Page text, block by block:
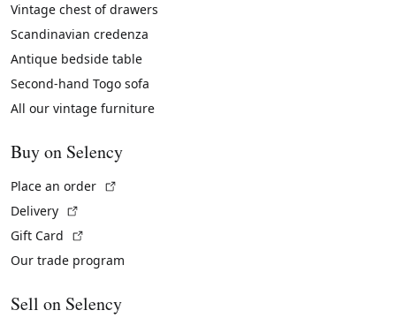
Vintage chest of drawers
Scandinavian credenza
Antique bedside table
Second-hand Togo sofa
All our vintage furniture
Buy on Selency
Place an order
Delivery
Gift Card
Our trade program
Sell on Selency